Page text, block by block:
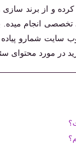
و از برند
انجام میده.
شمارو پیاده
مورد محتوای سئو